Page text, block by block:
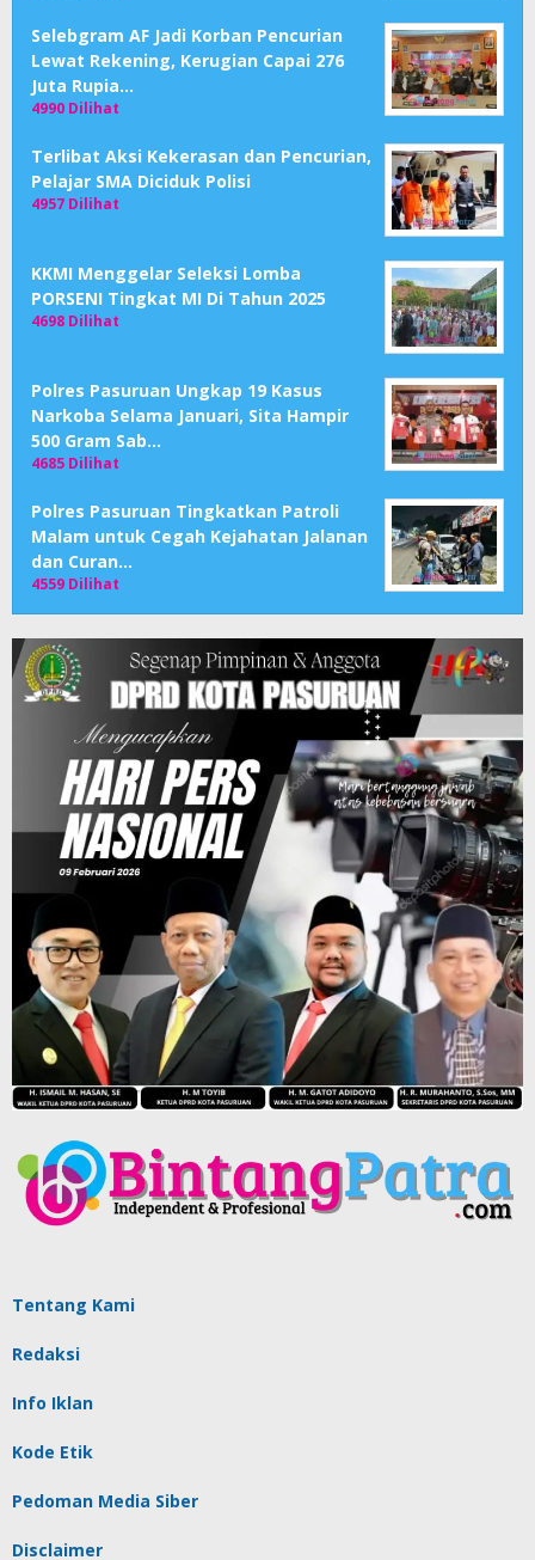
Selebgram AF Jadi Korban Pencurian
Lewat Rekening, Kerugian Capai 276
Juta Rupia…
4990 Dilihat
Terlibat Aksi Kekerasan dan Pencurian,
Pelajar SMA Diciduk Polisi
4957 Dilihat
KKMI Menggelar Seleksi Lomba
PORSENI Tingkat MI Di Tahun 2025
4698 Dilihat
Polres Pasuruan Ungkap 19 Kasus
Narkoba Selama Januari, Sita Hampir
500 Gram Sab…
4685 Dilihat
Polres Pasuruan Tingkatkan Patroli
Malam untuk Cegah Kejahatan Jalanan
dan Curan…
4559 Dilihat
Tentang Kami
Redaksi
Info Iklan
Kode Etik
Pedoman Media Siber
Disclaimer